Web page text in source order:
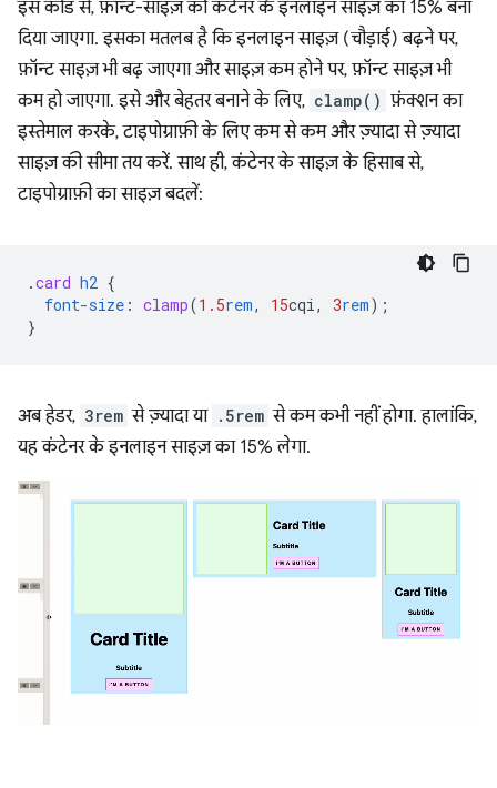
इस कोड से, फ़ॉन्ट-साइज़ को कंटेनर के इनलाइन साइज़ का 15% बना
दिया जाएगा. इसका मतलब है कि इनलाइन साइज़ (चौड़ाई) बढ़ने पर,
फ़ॉन्ट साइज़ भी बढ़ जाएगा और साइज़ कम होने पर, फ़ॉन्ट साइज़ भी
कम हो जाएगा. इसे और बेहतर बनाने के लिए, clamp() फ़ंक्शन का
इस्तेमाल करके, टाइपोग्राफ़ी के लिए कम से कम और ज़्यादा से ज़्यादा
साइज़ की सीमा तय करें. साथ ही, कंटेनर के साइज़ के हिसाब से,
टाइपोग्राफ़ी का साइज़ बदलें:
.card h2 {
font-size : clamp(1.5rem, 15cqi, 3rem);
}
अब हेडर, 3rem से ज़्यादा या .5rem से कम कभी नहीं होगा. हालांकि,
यह कंटेनर के इनलाइन साइज़ का 15% लेगा.